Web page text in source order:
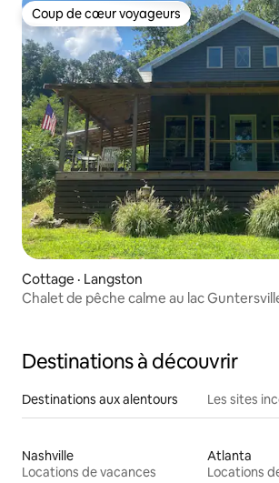
Coup de cœur voyageurs
Coup de cœur voyageurs
Cottage · Langston
Chalet de pêche calme au lac
Destinations à découvrir
Destinations aux alentours Les sites
Nashville
Locations de vacances
Atlanta
Locations